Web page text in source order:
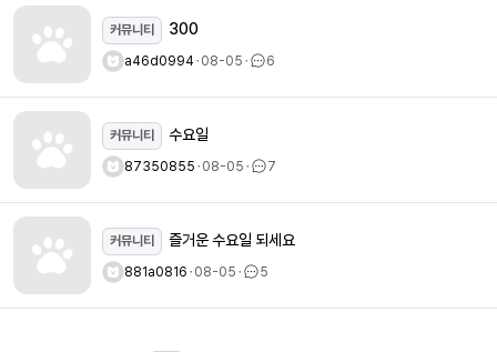
커뮤니티 300
a46d0994ㆍ08-05ㆍ 6
커뮤니티 수요일
87350855ㆍ08-05ㆍ 7
커뮤니티 즐거운 수요일 되세요
881a0816ㆍ08-05ㆍ 5